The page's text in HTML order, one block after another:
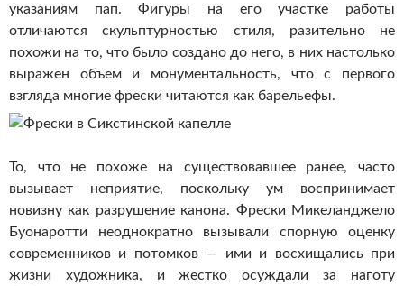
указаниям пап. Фигуры на его участке работы
отличаются скульптурностью стиля, разительно не
похожи на то, что было создано до него, в них настолько
выражен объем и монументальность, что с первого
взгляда многие фрески читаются как барельефы.
То, что не похоже на существовавшее ранее, часто
вызывает неприятие, поскольку ум воспринимает
новизну как разрушение канона. Фрески Микеланджело
Буонаротти неоднократно вызывали спорную оценку
современников и потомков — ими и восхищались при
жизни художника, и жестко осуждали за наготу